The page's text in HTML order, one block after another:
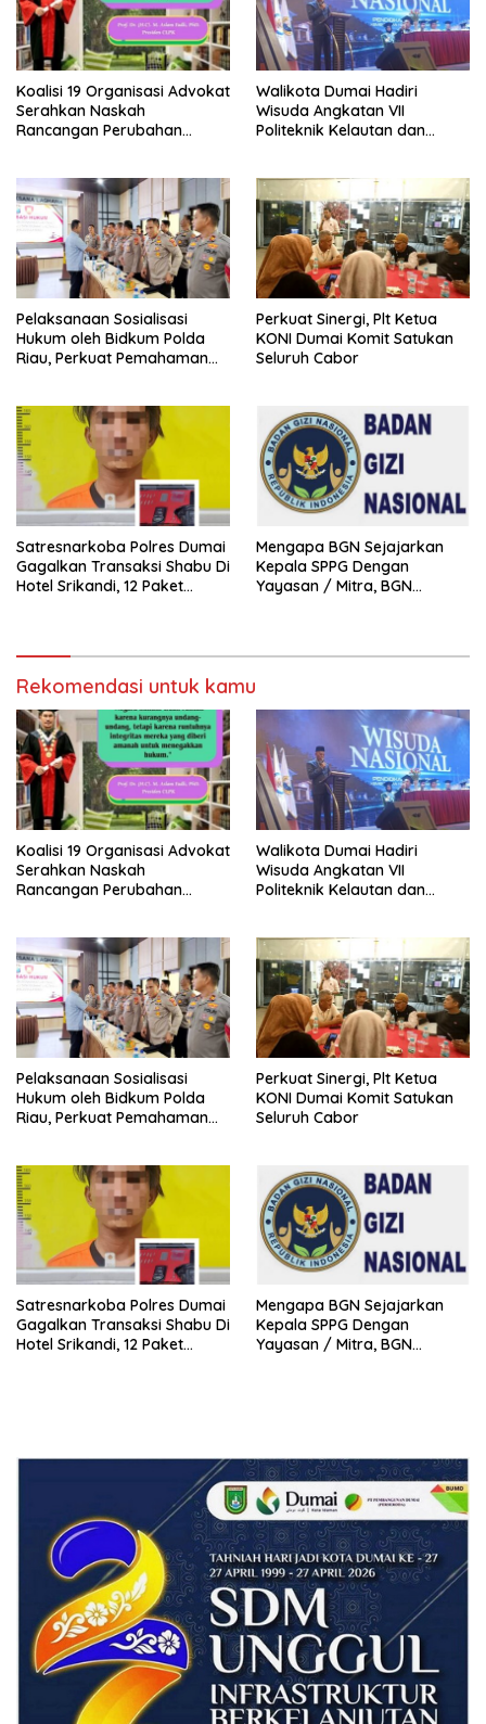
Koalisi 19 Organisasi Advokat
Serahkan Naskah
Rancangan Perubahan
RI
Walikota Dumai Hadiri
Wisuda Angkatan VII
Politeknik Kelautan dan
Pelaksanaan Sosialisasi
Hukum oleh Bidkum Polda
Riau, Perkuat Pemahaman
Perubahan UU Kepolisian
Perkuat Sinergi, Plt Ketua
KONI Dumai Komit Satukan
Seluruh Cabor
Satresnarkoba Polres Dumai
Gagalkan Transaksi Shabu Di
Hotel Srikandi, 12 Paket
Mengapa BGN Sejajarkan
Kepala SPPG Dengan
Yayasan / Mitra, BGN
Rekomendasi untuk kamu
Koalisi 19 Organisasi Advokat
Serahkan Naskah
Rancangan Perubahan
RI
Walikota Dumai Hadiri
Wisuda Angkatan VII
Politeknik Kelautan dan
Pelaksanaan Sosialisasi
Hukum oleh Bidkum Polda
Riau, Perkuat Pemahaman
Perubahan UU Kepolisian
Perkuat Sinergi, Plt Ketua
KONI Dumai Komit Satukan
Seluruh Cabor
Satresnarkoba Polres Dumai
Gagalkan Transaksi Shabu Di
Hotel Srikandi, 12 Paket
Mengapa BGN Sejajarkan
Kepala SPPG Dengan
Yayasan / Mitra, BGN